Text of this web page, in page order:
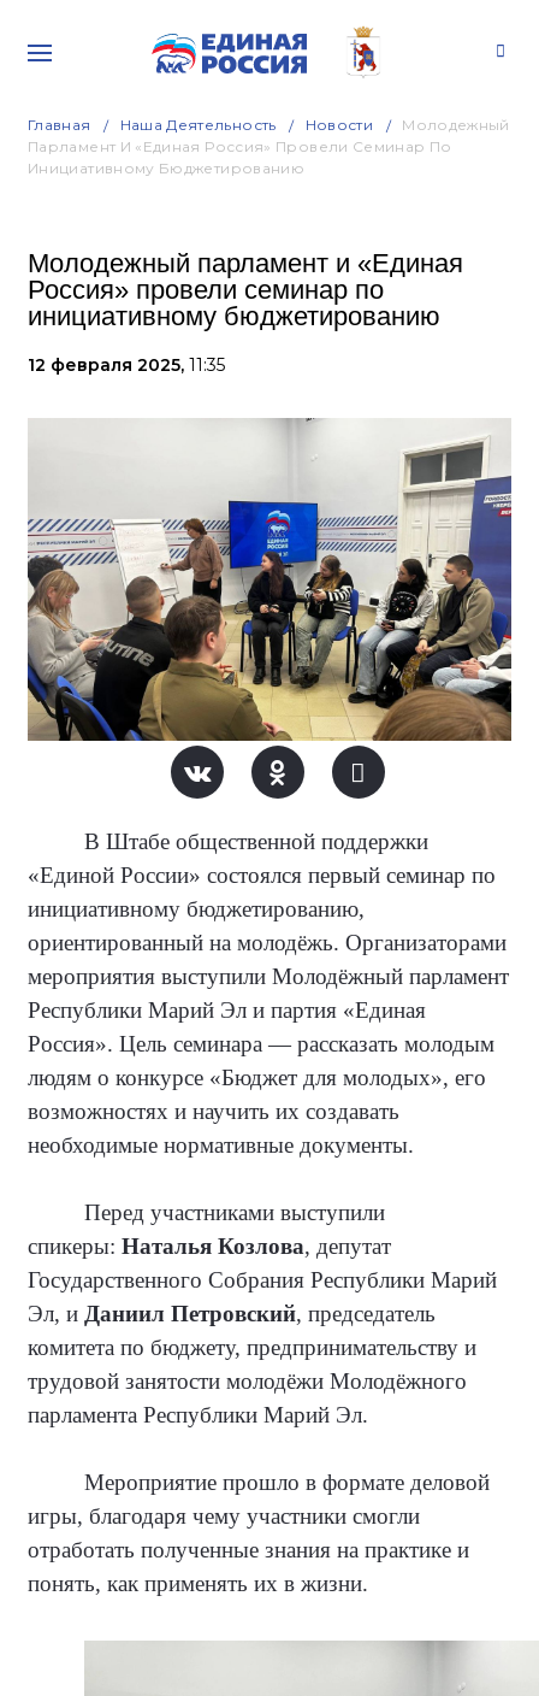
Главная Наша Деятельность Новости
Молодежный
Парламент И «Единая Россия» Провели Семинар По
Инициативному Бюджетированию
Молодежный парламент и «Единая
Россия» провели семинар по
инициативному бюджетированию
12 февраля 2025, 11:35
В Штабе общественной поддержки
«Единой России» состоялся первый семинар по
инициативному бюджетированию,
ориентированный на молодёжь. Организаторами
мероприятия выступили Молодёжный парламент
Республики Марий Эл и партия «Единая
Россия». Цель семинара — рассказать молодым
людям о конкурсе «Бюджет для молодых», его
возможностях и научить их создавать
необходимые нормативные документы.
Перед участниками выступили
спикеры: Наталья Козлова, депутат
Государственного Собрания Республики Марий
Эл, и Даниил Петровский, председатель
комитета по бюджету, предпринимательству и
трудовой занятости молодёжи Молодёжного
парламента Республики Марий Эл.
Мероприятие прошло в формате деловой
игры, благодаря чему участники смогли
отработать полученные знания на практике и
понять, как применять их в жизни.